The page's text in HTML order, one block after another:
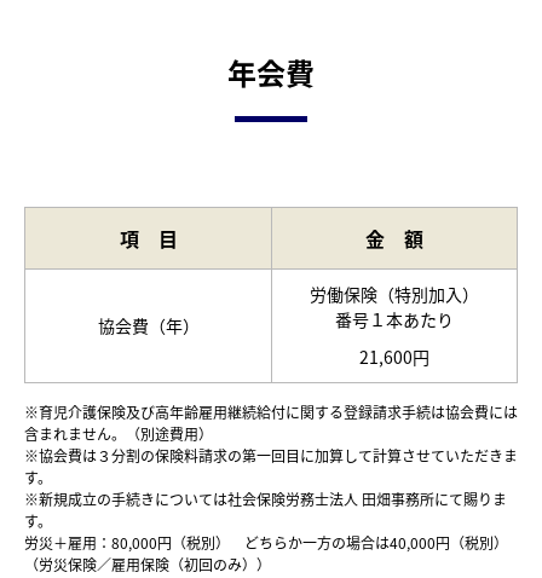
年会費
項 目 金 額
協会費（年）
労働保険（特別加入）
番号１本あたり
21,600円
※育児介護保険及び高年齢雇用継続給付に関する登録請求手続は協会費には
含まれません。（別途費用）
※協会費は３分割の保険料請求の第一回目に加算して計算させていただきま
す。
※新規成立の手続きについては社会保険労務士法人 田畑事務所にて賜りま
す。
労災＋雇用：80,000円（税別） どちらか一方の場合は40,000円（税別）
（労災保険／雇用保険（初回のみ））